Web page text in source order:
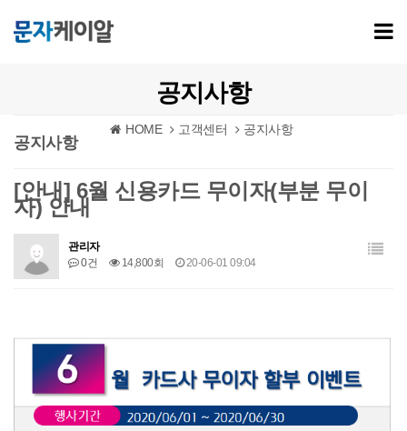
공지사항
HOME 고객센터 공지사항
공지사항
[안내] 6월 신용카드 무이자(부분 무이
자) 안내
관리자
0건
14,800회 20-06-01 09:04